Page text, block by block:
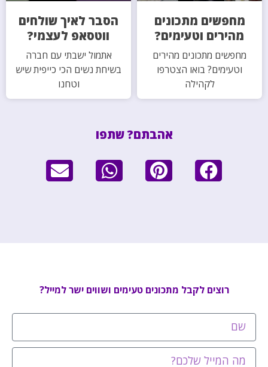
מחפשים מתכונים
מהירים וטעימים?
מחפשים מתכונים מהירים
וטעימים? בואו הצטרפו
לקהילה
הסבר לאיך שולחים
ווטסאפ לעצמי?
אתמול ישבתי עם חברה
בשיחת נשים הכי כייפית שיש
וטחנו
אהבתם? שתפו
רוצים לקבל מתכונים טעימים ושווים ישר למייל?